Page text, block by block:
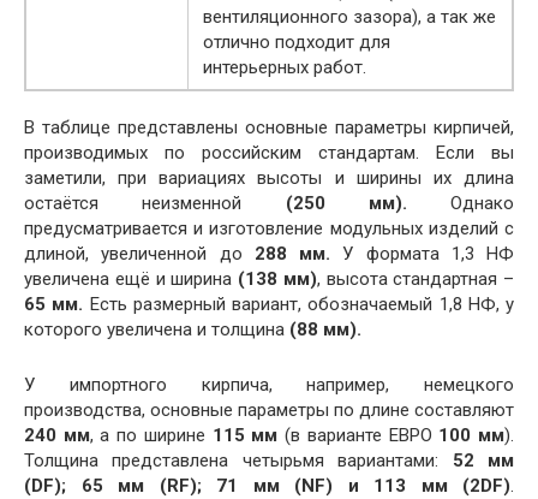
вентиляционного зазора), а так же
отлично подходит для
интерьерных работ.
В таблице представлены основные параметры кирпичей,
производимых по российским стандартам. Если вы
заметили, при вариациях высоты и ширины их длина
остаётся неизменной (250 мм). Однако
предусматривается и изготовление модульных изделий с
длиной, увеличенной до 288 мм. У формата 1,3 НФ
увеличена ещё и ширина (138 мм), высота стандартная –
65 мм. Есть размерный вариант, обозначаемый 1,8 НФ, у
которого увеличена и толщина (88 мм).
У импортного кирпича, например, немецкого
производства, основные параметры по длине составляют
240 мм, а по ширине 115 мм (в варианте ЕВРО 100 мм).
Толщина представлена четырьмя вариантами: 52 мм
(DF); 65 мм (RF); 71 мм (NF) и 113 мм (2DF).